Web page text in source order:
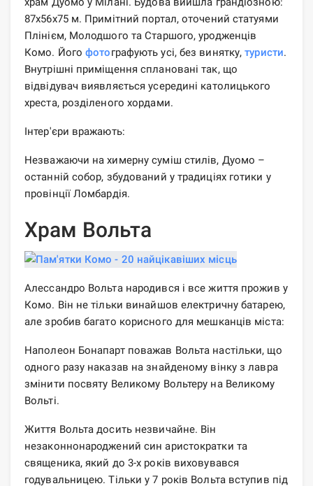
87х56х75 м. Примітний портал, оточений статуями
Плінієм, Молодшого та Старшого, уродженців
Комо. Йогофотографують усі, без винятку,туристи.
Внутрішні приміщення сплановані так, що
відвідувач виявляється усередині католицького
хреста, розділеного хордами.
Інтер'єри вражають:
Незважаючи на химерну суміш стилів, Дуомо –
останній собор, збудований у традиціях готики у
провінції Ломбардія.
Храм Вольта
Алессандро Вольта народився і все життя прожив у
Комо. Він не тільки винайшов електричну батарею,
але зробив багато корисного для мешканців міста:
Наполеон Бонапарт поважав Вольта настільки, що
одного разу наказав на знайденому вінку з лавра
змінити посвяту Великому Вольтеру на Великому
Вольті.
Життя Вольта досить незвичайне. Він
незаконнонароджений син аристократки та
священика, який до 3-х років виховувався
годувальницею. Тільки у 7 років Вольта вступив під